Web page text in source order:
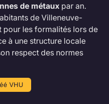
de métaux par an.
de Villeneuve-
pour les formalités lors de
à une structure locale
respect des normes
VHU